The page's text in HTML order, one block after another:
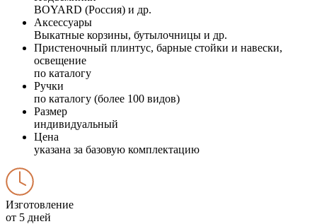
BOYARD (Россия) и др.
Аксессуары
Выкатные корзины, бутылочницы и др.
Пристеночный плинтус, барные стойки и навески,
освещение
по каталогу
Ручки
по каталогу (более 100 видов)
Размер
индивидуальный
Цена
указана за базовую комплектацию
Изготовление
от 5 дней